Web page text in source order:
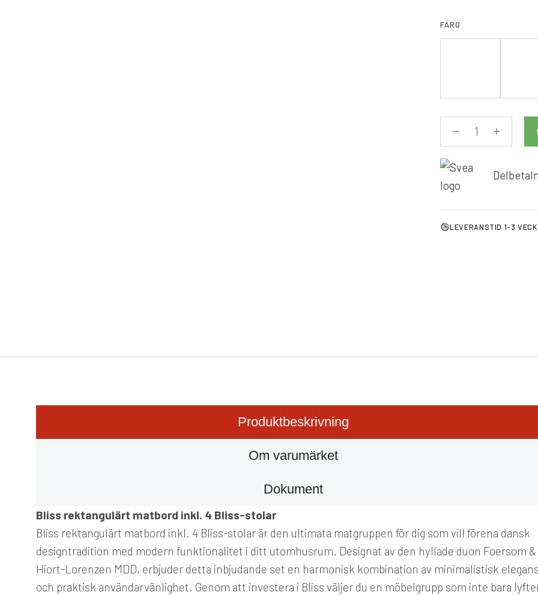
FÄRG
LEVERANSTID 1-3
Produktbeskrivning
Om varumärket
Dokument
Bliss rektangulärt matbord inkl. 4 Bliss-stolar
Bliss rektangulärt matbord inkl. 4 Bliss-stolar är den ultimata matgruppen för dig som vill förena dansk
designtradition med modern funktionalitet i ditt utomhusrum. Designat av den hyllade duon Foersom &
Hiort-Lorenzen MDD, erbjuder detta inbjudande set en harmonisk kombination av minimalistisk elegans
och praktisk användarvänlighet. Genom att investera i Bliss väljer du en möbelgrupp som inte bara